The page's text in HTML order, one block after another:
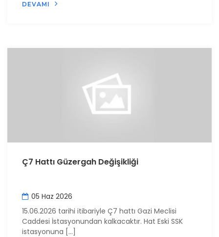
DEVAMI
Ç7 Hattı Güzergah Değişikliği
05 Haz 2026
15.06.2026 tarihi itibariyle Ç7 hattı Gazi Meclisi
Caddesi İstasyonundan kalkacaktır. Hat Eski SSK
istasyonuna […]